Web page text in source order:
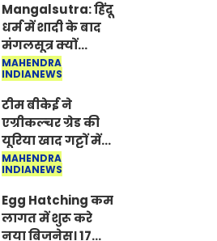
Mangalsutra: हिंदू
धर्म में शादी के बाद
मंगलसूत्र क्यों
पहनती है महिलाएं,
किसने शुरु की ये
परंपरा
MAHENDRA
INDIANEWS
टीम बीकेई ने
एग्रीकल्चर ग्रेड की
यूरिया खाद गट्टों में
बदलकर टेक्निकल
ग्रेड में बेचने वालों पर
करवाई कार्रवाई:
लखविंदर सिंह
औलख
MAHENDRA
INDIANEWS
Egg Hatching कम
लागत में शुरू करे
नया बिजनेस। 17